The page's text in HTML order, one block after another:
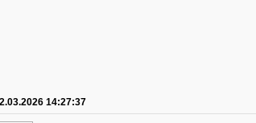
14:27:37